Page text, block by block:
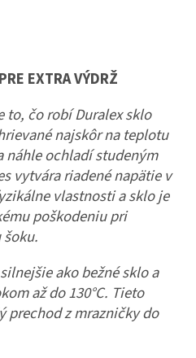
EXTRA VÝDRŽ
to, čo robí Duralex sklo
najskôr na teplotu
náhle ochladí studeným
vytvára riadené napätie v
vlastnosti a sklo je
poškodeniu pri
ako bežné sklo a
až do 130°C. Tieto
prechod z mrazničky do